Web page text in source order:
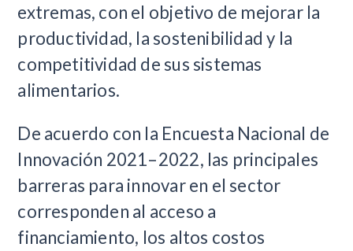
extremas, con el objetivo de mejorar la
productividad, la sostenibilidad y la
competitividad de sus sistemas
alimentarios.
De acuerdo con la Encuesta Nacional de
Innovación 2021–2022, las principales
barreras para innovar en el sector
corresponden al acceso a
financiamiento, los altos costos